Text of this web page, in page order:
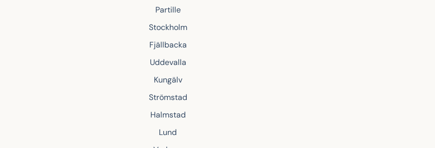
Partille
Stockholm
Fjällbacka
Uddevalla
Kungälv
Strömstad
Halmstad
Lund